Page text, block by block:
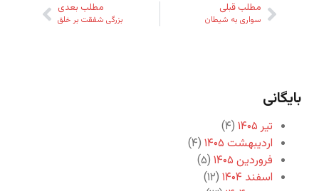
مطلب قبلی
سواری به شیطان
مطلب بعدی
بزرگی شفقت بر خلق
بایگانی
تیر ۱۴۰۵
(۴)
اردیبهشت ۱۴۰۵
(۴)
فروردین ۱۴۰۵
(۵)
اسفند ۱۴۰۴
(۱۲)